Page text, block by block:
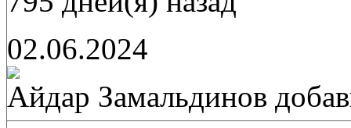
02.06.2024
Айдар Замальдинов